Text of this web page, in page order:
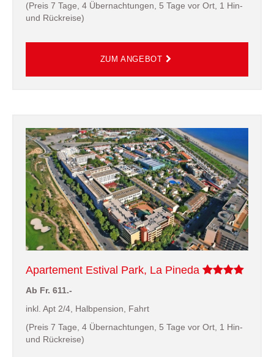
(Preis 7 Tage, 4 Übernachtungen, 5 Tage vor Ort, 1 Hin-
und Rückreise)
Apartement Estival Park, La Pineda
Ab Fr. 611.-
inkl. Apt 2/4, Halbpension, Fahrt
(Preis 7 Tage, 4 Übernachtungen, 5 Tage vor Ort, 1 Hin-
und Rückreise)